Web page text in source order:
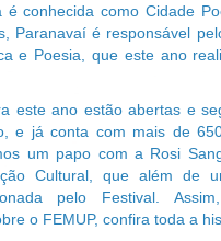
conhecida como Cidade
Paranavaí é responsável
e Poesia, que este ano
este ano estão abertas e
e já conta com mais de
um papo com a Rosi
Cultural, que além de
pelo Festival.
o FEMUP, confira toda a